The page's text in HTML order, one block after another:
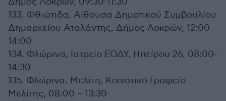
133. Φθιώτιδα, Αίθουσα Δημοτικού Συμβουλίου
Δημαρχείου Αταλάντης, Δήμος Λοκρών, 12:00-
14:00
134. Φλώρινα, Ιατρείο ΕΟΔΥ, Ηπείρου 26, 08:00-
14:30
135. Φλώρινα, Μελίτη, Κοινοτικό Γραφείο
Μελίτης, 08:00 – 13:30